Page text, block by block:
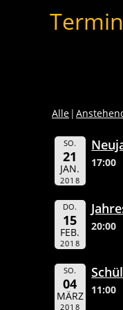
Alle
SO.
21
JAN.
2018
17:00
DO.
15
FEB.
2018
20:00
SO.
04
MÄRZ
2018
11:00